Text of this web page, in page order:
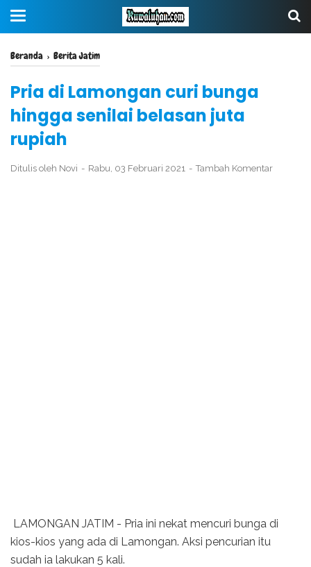
Beranda › Berita Jatim
Pria di Lamongan curi bunga
hingga senilai belasan juta
rupiah
Ditulis oleh Novi Rabu, 03 Februari 2021 Tambah Komentar
LAMONGAN JATIM - Pria ini nekat mencuri bunga di
kios-kios yang ada di Lamongan. Aksi pencurian itu
sudah ia lakukan 5 kali.